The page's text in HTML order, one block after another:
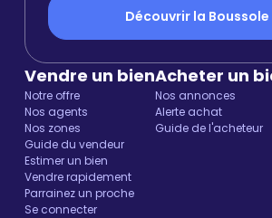
Découvrir la Boussole
Vendre un bien
Notre offre
Nos agents
Nos zones
Guide du vendeur
Estimer un bien
Vendre rapidement
Parrainez un proche
Se connecter
Acheter un
Nos annonces
Alerte achat
Guide de l'acheteur